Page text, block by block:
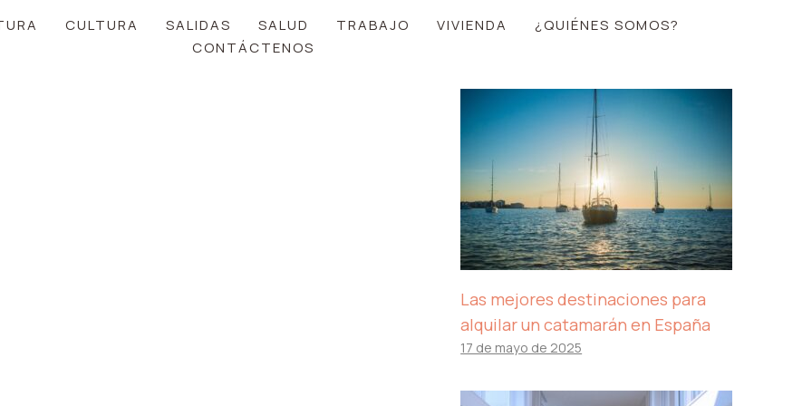
CULTURA SALIDAS SALUD TRABAJO VIVIENDA
¿QUIÉNES SOMOS?
CONTÁCTENOS
Las mejores destinaciones para
alquilar un catamarán en España
17 de mayo de 2025